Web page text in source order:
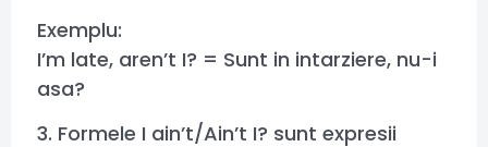
Exemplu:
I’m late, aren’t I? = Sunt in intarziere, nu-i
asa?
3. Formele I ain’t/Ain’t I? sunt expresii